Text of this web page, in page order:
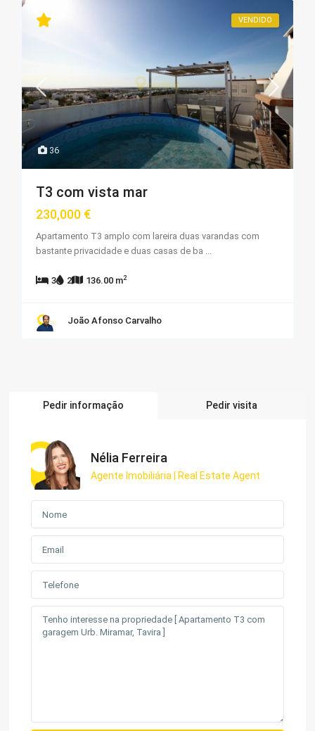
36
VENDIDO
T3 com vista mar
230,000 €
Apartamento T3 amplo com lareira duas varandas com
bastante privacidade e duas casas de ba ...
3 2 136.00 m2
João Afonso Carvalho
Pedir informação Pedir visita
Nélia Ferreira
Agente Imobiliária | Real Estate Agent